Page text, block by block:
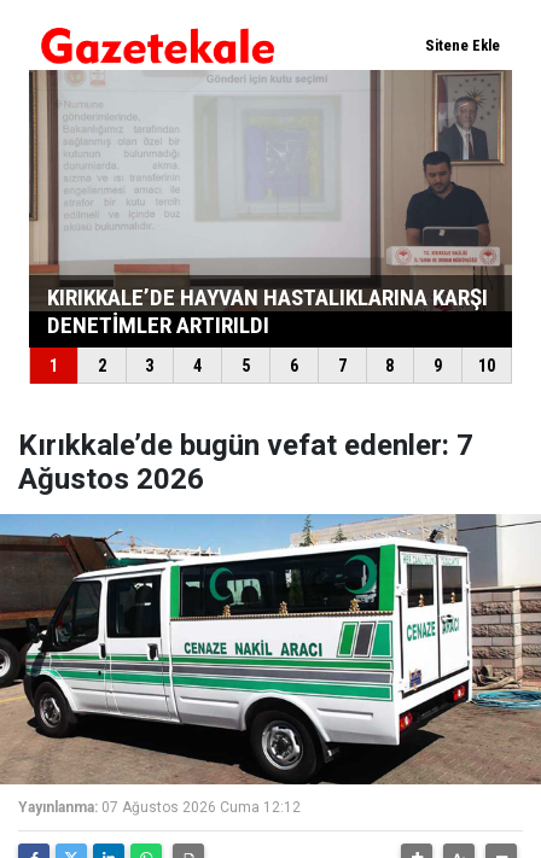
Kırıkkale’de bugün vefat edenler: 7
Ağustos 2026
Yayınlanma: 07 Ağustos 2026 Cuma 12:12